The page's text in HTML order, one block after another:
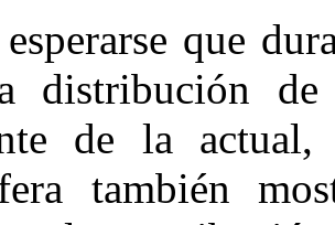
que
distribución de
de la
también